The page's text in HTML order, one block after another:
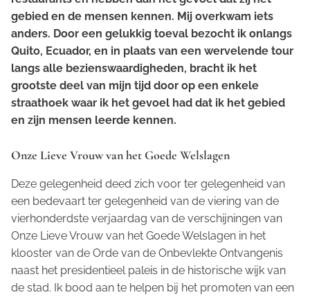
gebied en de mensen kennen. Mij overkwam iets
anders. Door een gelukkig toeval bezocht ik onlangs
Quito, Ecuador, en in plaats van een wervelende tour
langs alle bezienswaardigheden, bracht ik het
grootste deel van mijn tijd door op een enkele
straathoek waar ik het gevoel had dat ik het gebied
en zijn mensen leerde kennen.
Onze Lieve Vrouw van het Goede Welslagen
Deze gelegenheid deed zich voor ter gelegenheid van
een bedevaart ter gelegenheid van de viering van de
vierhonderdste verjaardag van de verschijningen van
Onze Lieve Vrouw van het Goede Welslagen in het
klooster van de Orde van de Onbevlekte Ontvangenis
naast het presidentieel paleis in de historische wijk van
de stad. Ik bood aan te helpen bij het promoten van een